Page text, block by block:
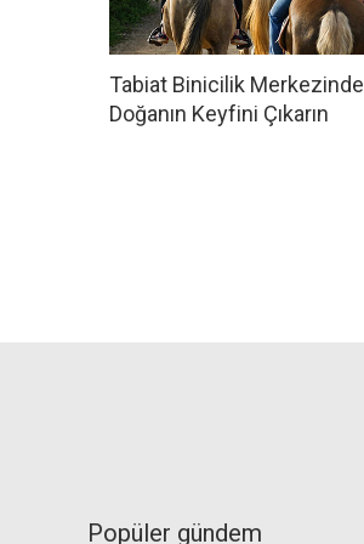
Tabiat Binicilik Merkezinde
Doğanın Keyfini Çıkarın
Popüler gündem